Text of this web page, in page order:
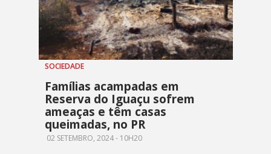
SOCIEDADE
Famílias acampadas em
Reserva do Iguaçu sofrem
ameaças e têm casas
queimadas, no PR
02 SETEMBRO, 2024 - 10H20